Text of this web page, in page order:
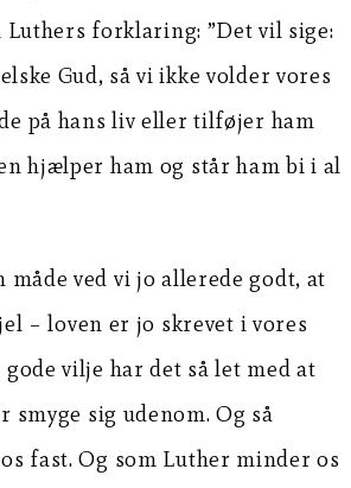
forklaring: ”Det vil sige:
Gud, så vi ikke volder vores
på hans liv eller tilføjer ham
hjælper ham og står ham bi i al
måde ved vi jo allerede godt, at
– loven er jo skrevet i vores
vilje har det så let med at
sig udenom. Og så
fast. Og som Luther minder os